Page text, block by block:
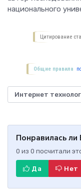
национального
Цитирование
Общие правила
Интернет
Понравилась ли
0 из 0 посчитали
Да Нет